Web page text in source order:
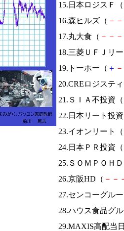
15.日本ロジスＦ（
16.森ヒルズ（ － －
17.丸大食（ － － －
18.三菱ＵＦＪリ
19.トーホー（ ＋ －
20.CREロジステ
21.ＳＩＡ不投資（
22.日本リート投
23.イオンリート（
24.日本ＰＲ投資（
25.ＳＯＭＰＯＨ
26.京阪HD（ － －
27.センコーグル
28.ハウス食品グ
29.MAXIS高配当